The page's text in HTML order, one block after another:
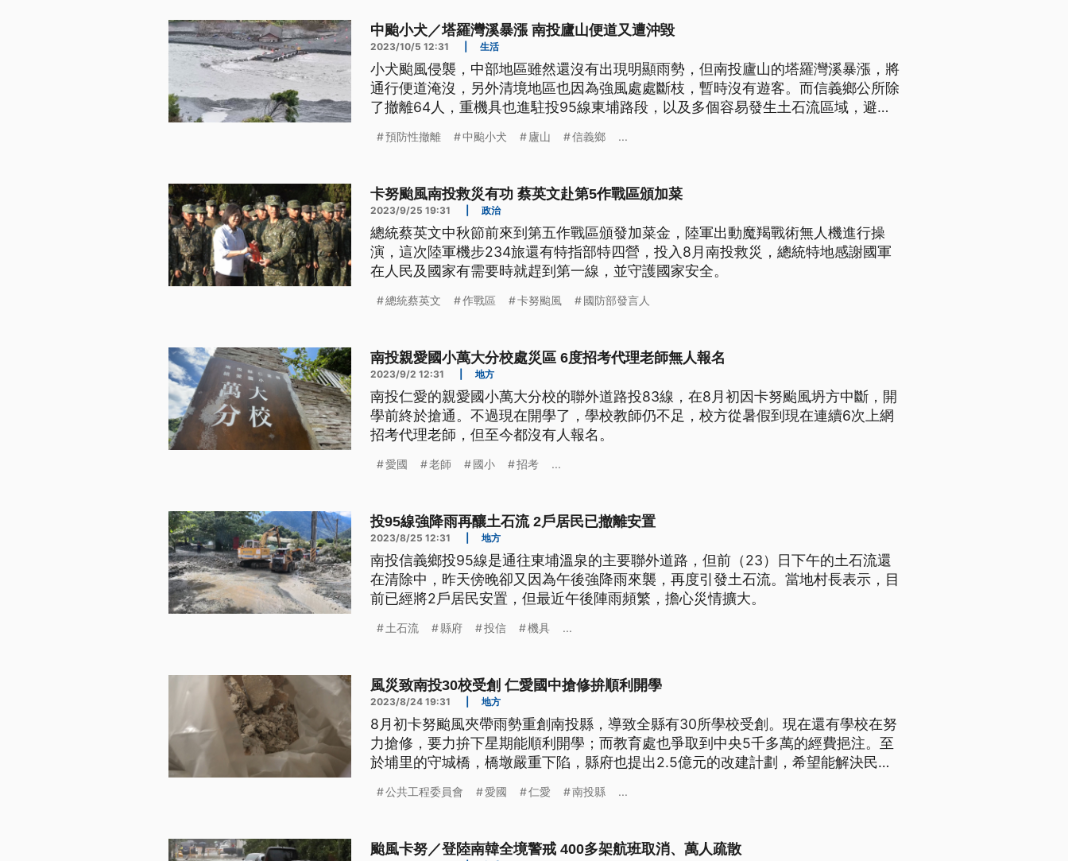
中颱小犬／塔羅灣溪暴漲 南投廬山便道又遭沖毀
2023/10/5 12:31 生活
小犬颱風侵襲，中部地區雖然還沒有出現明顯雨勢，但南投廬山的塔羅灣溪暴漲，將
通行便道淹沒，另外清境地區也因為強風處處斷枝，暫時沒有遊客。而信義鄉公所除
了撤離64人，重機具也進駐投95線東埔路段，以及多個容易發生土石流區域，避免
預防性撤離 中颱小犬 廬山 信義鄉 ...
卡努颱風南投救災有功 蔡英文赴第5作戰區頒加菜
2023/9/25 19:31 政治
總統蔡英文中秋節前來到第五作戰區頒發加菜金，陸軍出動魔羯戰術無人機進行操
演，這次陸軍機步234旅還有特指部特四營，投入8月南投救災，總統特地感謝國軍
在人民及國家有需要時就趕到第一線，並守護國家安全。
總統蔡英文 作戰區 卡努颱風 國防部發言人
南投親愛國小萬大分校處災區 6度招考代理老師無人報名
2023/9/2 12:31 地方
南投仁愛的親愛國小萬大分校的聯外道路投83線，在8月初因卡努颱風坍方中斷，開
學前終於搶通。不過現在開學了，學校教師仍不足，校方從暑假到現在連續6次上網
招考代理老師，但至今都沒有人報名。
愛國 老師 國小 招考 ...
投95線強降雨再釀土石流 2戶居民已撤離安置
2023/8/25 12:31 地方
南投信義鄉投95線是通往東埔溫泉的主要聯外道路，但前（23）日下午的土石流還
在清除中，昨天傍晚卻又因為午後強降雨來襲，再度引發土石流。當地村長表示，目
前已經將2戶居民安置，但最近午後陣雨頻繁，擔心災情擴大。
土石流 縣府 投信 機具 ...
風災致南投30校受創 仁愛國中搶修拚順利開學
2023/8/24 19:31 地方
8月初卡努颱風夾帶雨勢重創南投縣，導致全縣有30所學校受創。現在還有學校在努
力搶修，要力拚下星期能順利開學；而教育處也爭取到中央5千多萬的經費挹注。至
於埔里的守城橋，橋墩嚴重下陷，縣府也提出2.5億元的改建計劃，希望能解決民眾
公共工程委員會 愛國 仁愛 南投縣 ...
颱風卡努／登陸南韓全境警戒 400多架航班取消、萬人疏散